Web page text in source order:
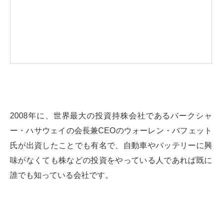
2008年に、世界最大の投資持株会社であるバークシャ
ー・ハサウェイの会長兼CEOのウォーレン・バフェット
氏が出資したことでも有名で、自動車やバッテリーに興
味がなくても株などの投資をやっている人であれば既に
誰でも知っている会社です。